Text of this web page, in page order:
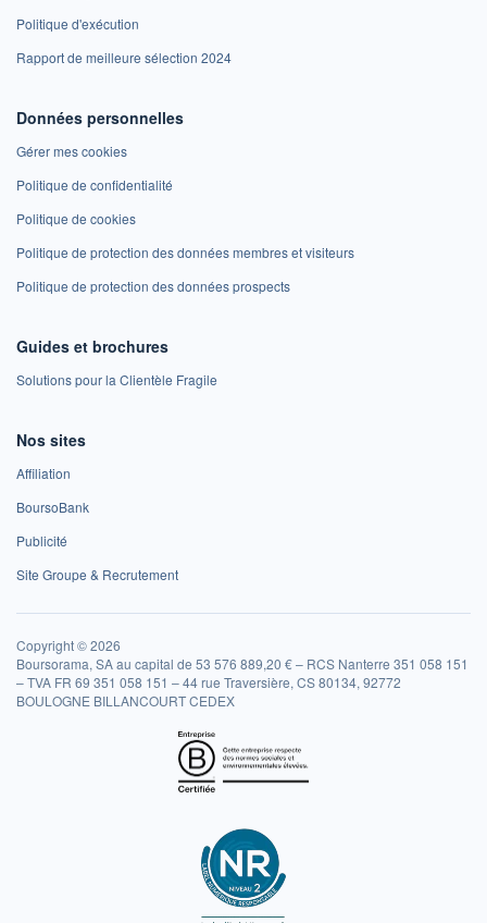
Politique d'exécution
Rapport de meilleure sélection 2024
Données personnelles
Gérer mes cookies
Politique de confidentialité
Politique de cookies
Politique de protection des données membres et visiteurs
Politique de protection des données prospects
Guides et brochures
Solutions pour la Clientèle Fragile
Nos sites
Affiliation
BoursoBank
Publicité
Site Groupe & Recrutement
Copyright © 2026
Boursorama, SA au capital de 53 576 889,20 € – RCS Nanterre 351 058 151
– TVA FR 69 351 058 151 – 44 rue Traversière, CS 80134, 92772
BOULOGNE BILLANCOURT CEDEX